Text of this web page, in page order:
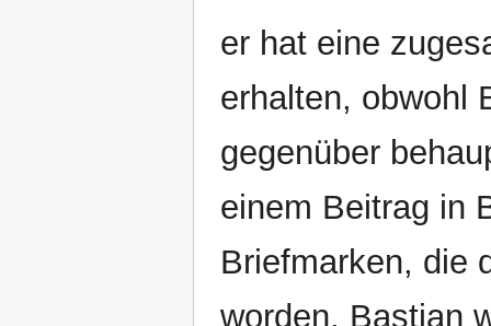
er hat eine
erhalten, obwohl
gegenüber
einem Beitrag in
Briefmarken, die
worden. Bastian